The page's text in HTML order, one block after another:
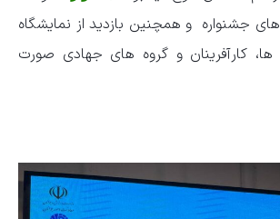
جشنواره و همچنین بازدید از نمایشگاه
کارآفرینان و گروه های جهادی صورت